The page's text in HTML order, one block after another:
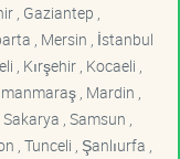
, Gaziantep ,
, Mersin , İstanbul
, Kırşehir , Kocaeli ,
, Mardin ,
, Samsun ,
, Tunceli , Şanlıurfa ,